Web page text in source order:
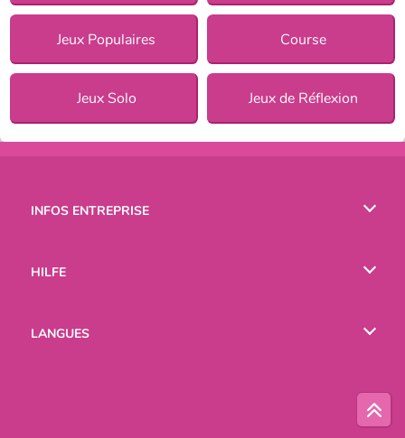
Jeux Populaires Course
Jeux Solo Jeux de Réflexion
INFOS ENTREPRISE
HILFE
LANGUES